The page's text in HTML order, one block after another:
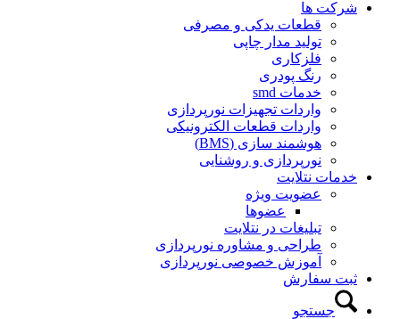
شرکت ها
قطعات یدکی و مصرفی
تولید مدار چاپی
فلزکاری
رنگ پودری
خدمات smd
واردات تجهیزات نورپردازی
واردات قطعات الکترونیکی
هوشمند سازی (BMS)
نورپردازی و روشنایی
خدمات نتلایت
عضویت ویژه
عضوها
تبلیغات در نتلایت
طراحی و مشاوره نورپردازی
آموزش خصوصی نورپردازی
ثبت سفارش
جستجو